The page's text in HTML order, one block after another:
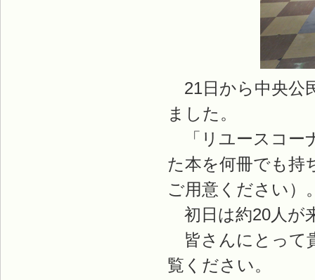
21日から中央公
ました。
「リユースコー
た本を何冊でも持
ご用意ください）
初日は約20人が
皆さんにとって
覧ください。